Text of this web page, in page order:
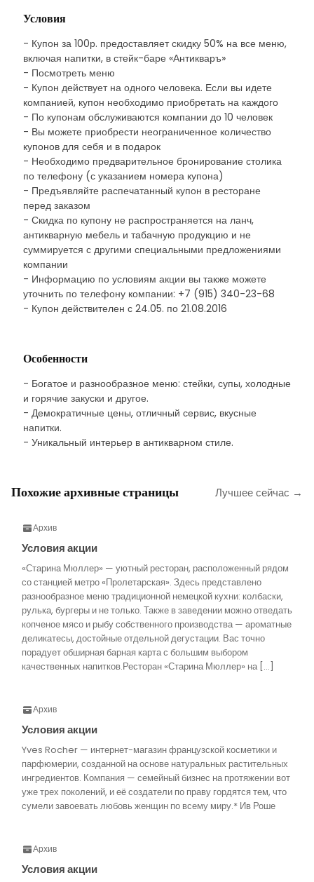
Условия
- Купон за 100р. предоставляет скидку 50% на все меню,
включая напитки, в стейк-баре «Антикваръ»
- Посмотреть меню
- Купон действует на одного человека. Если вы идете
компанией, купон необходимо приобретать на каждого
- По купонам обслуживаются компании до 10 человек
- Вы можете приобрести неограниченное количество
купонов для себя и в подарок
- Необходимо предварительное бронирование столика
по телефону (с указанием номера купона)
- Предъявляйте распечатанный купон в ресторане
перед заказом
- Скидка по купону не распространяется на ланч,
антикварную мебель и табачную продукцию и не
суммируется с другими специальными предложениями
компании
- Информацию по условиям акции вы также можете
уточнить по телефону компании: +7 (915) 340-23-68
- Купон действителен с 24.05. по 21.08.2016
Особенности
- Богатое и разнообразное меню: стейки, супы, холодные
и горячие закуски и другое.
- Демократичные цены, отличный сервис, вкусные
напитки.
- Уникальный интерьер в антикварном стиле.
Похожие архивные страницы Лучшее сейчас →
Архив
Условия акции
«Старина Мюллер» — уютный ресторан, расположенный рядом
со станцией метро «Пролетарская». Здесь представлено
разнообразное меню традиционной немецкой кухни: колбаски,
рулька, бургеры и не только. Также в заведении можно отведать
копченое мясо и рыбу собственного производства — ароматные
деликатесы, достойные отдельной дегустации. Вас точно
порадует обширная барная карта с большим выбором
качественных напитков.Ресторан «Старина Мюллер» на […]
Архив
Условия акции
Yves Rocher — интернет-магазин французской косметики и
парфюмерии, созданной на основе натуральных растительных
ингредиентов. Компания — семейный бизнес на протяжении вот
уже трех поколений, и её создатели по праву гордятся тем, что
сумели завоевать любовь женщин по всему миру.* Ив Роше
Архив
Условия акции